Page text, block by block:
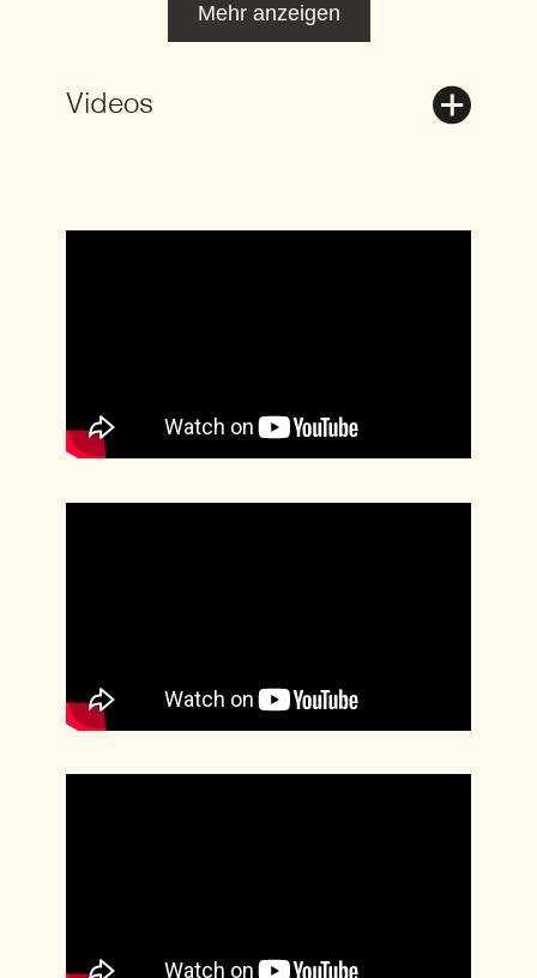
Mehr anzeigen
Videos